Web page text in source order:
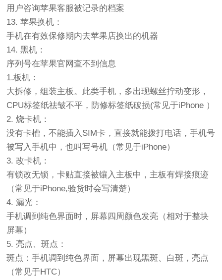
用户咨询苹果客服被记录的档案
13. 苹果换机：
手机在有效保修期内去苹果店换出的机器
14. 黑机：
序列号在苹果官网查不到信息
1.板机：
大拆修，组装主板。此类手机，多出现螺丝拧动变形，
CPU标签纸祛皱不平，防修标签纸破损(常见于iPhone ）
2. 烧卡机：
没有卡槽，不能插入SIM卡，直接就能拨打电话，手机号
被写入手机中，也叫写号机（常见于iPhone）
3. 改卡机：
有锁改无锁，卡贴直接被镶入主板中，主板有焊接痕迹
（常见于iPhone,验货时会写清楚）
4. 漏光：
手机调到纯色界面时，屏幕四周颜色发亮（相对于整块
屏幕）
5. 亮点、斑点：
斑点：手机调到纯色界面，屏幕出现黑斑、白斑，亮点
（常见于HTC）